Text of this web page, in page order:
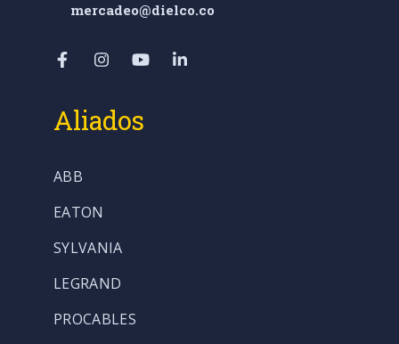
mercadeo@dielco.co
Aliados
ABB
EATON
SYLVANIA
LEGRAND
PROCABLES